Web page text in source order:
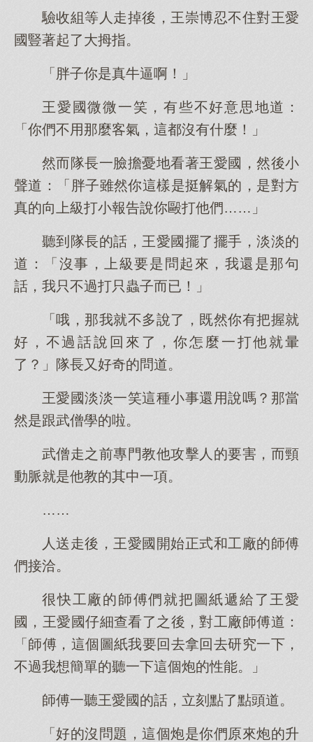
驗收組等人走掉後，王崇博忍不住對王愛
國豎著起了大拇指。
「胖子你是真牛逼啊！」
王愛國微微一笑，有些不好意思地道：
「你們不用那麼客氣，這都沒有什麼！」
然而隊長一臉擔憂地看著王愛國，然後小
聲道：「胖子雖然你這樣是挺解氣的，是對方
真的向上級打小報告說你毆打他們……」
聽到隊長的話，王愛國擺了擺手，淡淡的
道：「沒事，上級要是問起來，我還是那句
話，我只不過打只蟲子而已！」
「哦，那我就不多說了，既然你有把握就
好，不過話說回來了，你怎麼一打他就暈
了？」隊長又好奇的問道。
王愛國淡淡一笑這種小事還用說嗎？那當
然是跟武僧學的啦。
武僧走之前專門教他攻擊人的要害，而頸
動脈就是他教的其中一項。
……
人送走後，王愛國開始正式和工廠的師傅
們接洽。
很快工廠的師傅們就把圖紙遞給了王愛
國，王愛國仔細查看了之後，對工廠師傅道：
「師傅，這個圖紙我要回去拿回去研究一下，
不過我想簡單的聽一下這個炮的性能。」
師傅一聽王愛國的話，立刻點了點頭道。
「好的沒問題，這個炮是你們原來炮的升